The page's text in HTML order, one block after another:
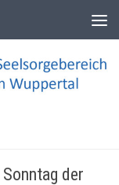
der